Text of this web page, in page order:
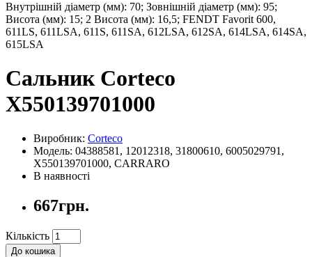
Внутрішній діаметр (мм): 70; Зовнішній діаметр (мм): 95;
Висота (мм): 15; 2 Висота (мм): 16,5; FENDT Favorit 600,
611LS, 611LSA, 611S, 611SA, 612LSA, 612SA, 614LSA, 614SA,
615LSA
Сальник Corteco
X550139701000
Виробник: Corteco
Модель: 04388581, 12012318, 31800610, 6005029791,
X550139701000, CARRARO
В наявності
667грн.
Кількість
До кошика